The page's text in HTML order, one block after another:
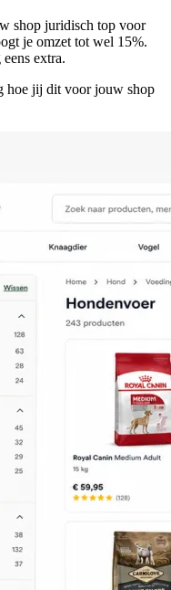
shop juridisch top voor
je omzet tot wel 15%.
extra.
hoe jij dit voor jouw shop